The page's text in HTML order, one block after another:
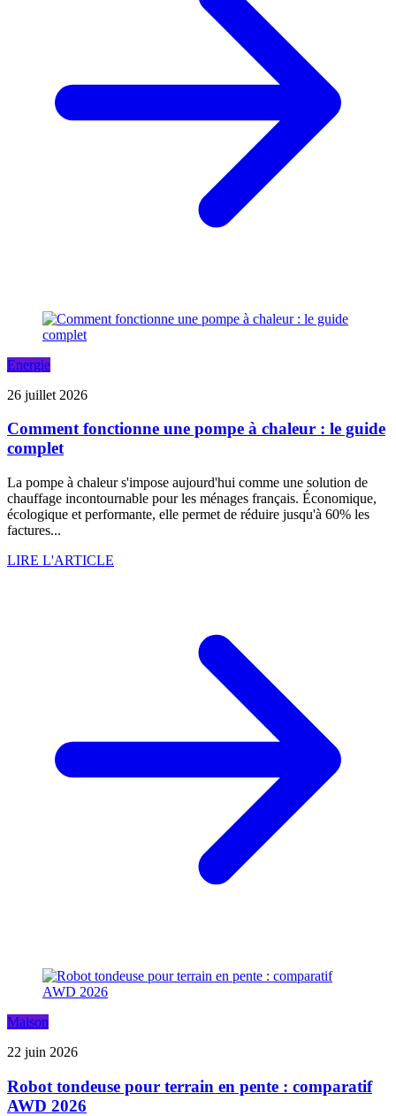
Energie
26 juillet 2026
Comment fonctionne une pompe à chaleur : le guide
complet
La pompe à chaleur s'impose aujourd'hui comme une solution de
chauffage incontournable pour les ménages français. Économique,
écologique et performante, elle permet de réduire jusqu'à 60% les
factures...
LIRE L'ARTICLE
Maison
22 juin 2026
Robot tondeuse pour terrain en pente : comparatif
AWD 2026